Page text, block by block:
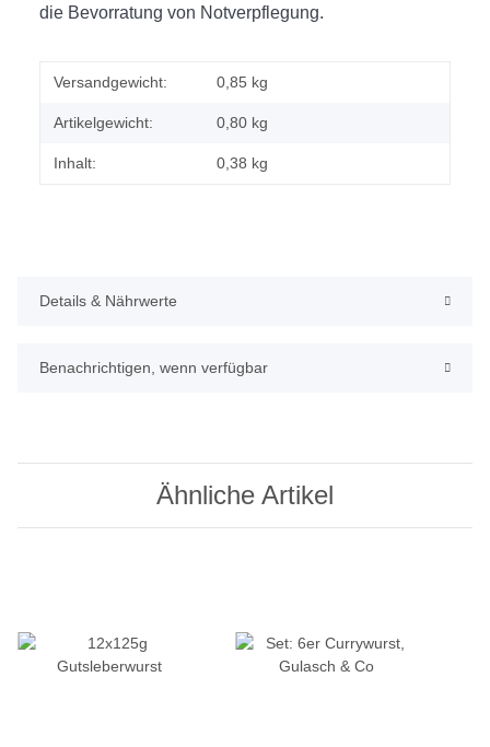
die Bevorratung von Notverpflegung.
Versandgewicht: 0,85 kg
Artikelgewicht: 0,80 kg
Inhalt: 0,38 kg
Details & Nährwerte
Benachrichtigen, wenn verfügbar
Ähnliche Artikel